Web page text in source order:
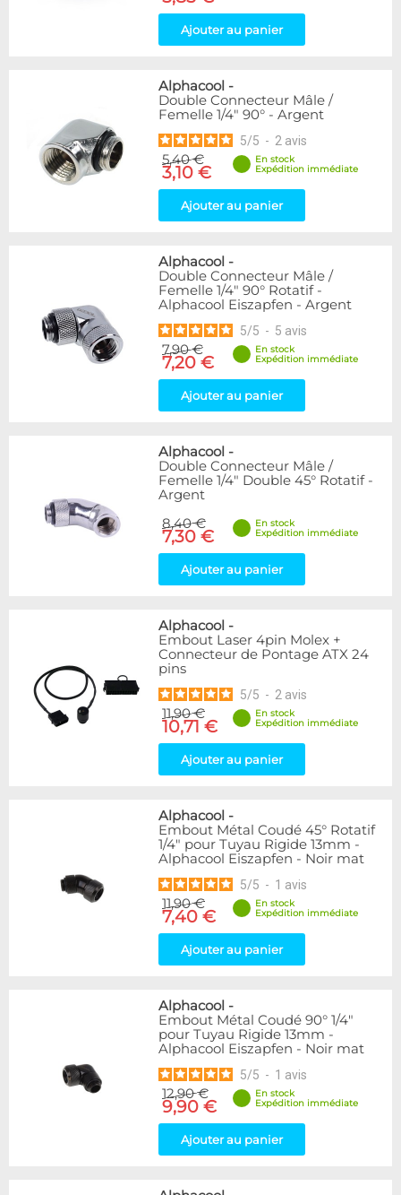
Ajouter au panier
Alphacool -
Double Connecteur Mâle /
Femelle 1/4" 90° - Argent
5/5 - 2 avis
5,40 €
3,10 €
En stock
Expédition immédiate
Ajouter au panier
Alphacool -
Double Connecteur Mâle /
Femelle 1/4" 90° Rotatif -
Alphacool Eiszapfen - Argent
5/5 - 5 avis
7,90 €
7,20 €
En stock
Expédition immédiate
Ajouter au panier
Alphacool -
Double Connecteur Mâle /
Femelle 1/4" Double 45° Rotatif -
Argent
8,40 €
7,30 €
En stock
Expédition immédiate
Ajouter au panier
Alphacool -
Embout Laser 4pin Molex +
Connecteur de Pontage ATX 24
pins
5/5 - 2 avis
11,90 €
10,71 €
En stock
Expédition immédiate
Ajouter au panier
Alphacool -
Embout Métal Coudé 45° Rotatif
1/4" pour Tuyau Rigide 13mm -
Alphacool Eiszapfen - Noir mat
5/5 - 1 avis
11,90 €
7,40 €
En stock
Expédition immédiate
Ajouter au panier
Alphacool -
Embout Métal Coudé 90° 1/4"
pour Tuyau Rigide 13mm -
Alphacool Eiszapfen - Noir mat
5/5 - 1 avis
12,90 €
9,90 €
En stock
Expédition immédiate
Ajouter au panier